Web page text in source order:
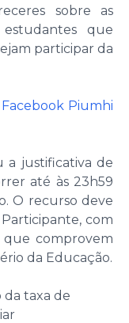
sobre as
estudantes que
participar da
Piumhi
a justificativa de
até às 23h59
O recurso deve
com
comprovem
da Educação.
da taxa de